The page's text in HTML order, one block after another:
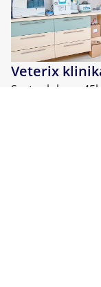
Veterix
Svatoplukova 45b